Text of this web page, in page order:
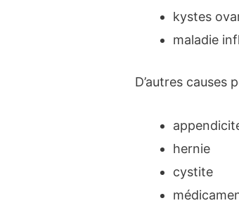
kystes
maladie
D’autres causes
hernie
cystite